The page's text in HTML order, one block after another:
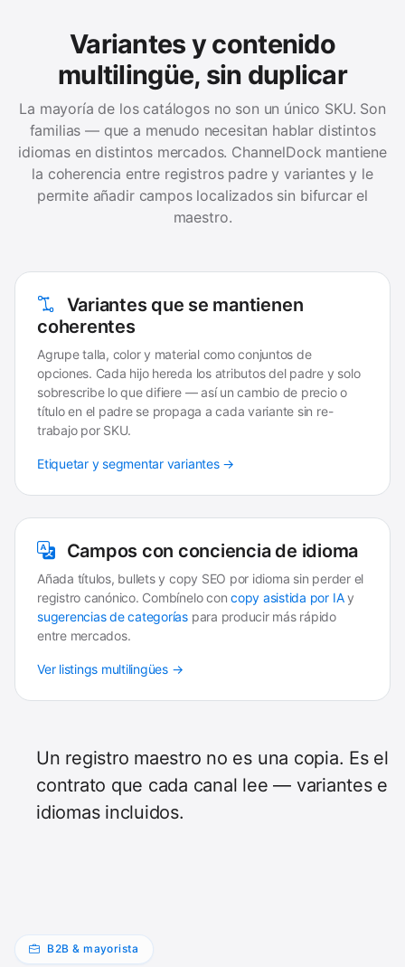
Variantes y contenido
multilingüe, sin duplicar
La mayoría de los catálogos no son un único SKU. Son
familias — que a menudo necesitan hablar distintos
idiomas en distintos mercados. ChannelDock mantiene
la coherencia entre registros padre y variantes y le
permite añadir campos localizados sin bifurcar el
maestro.
Variantes que se mantienen
coherentes
Agrupe talla, color y material como conjuntos de
opciones. Cada hijo hereda los atributos del padre y solo
sobrescribe lo que difiere — así un cambio de precio o
título en el padre se propaga a cada variante sin re-
trabajo por SKU.
Etiquetar y segmentar variantes →
Campos con conciencia de idioma
Añada títulos, bullets y copy SEO por idioma sin perder el
registro canónico. Combínelo concopy asistida por IAy
sugerencias de categorías para producir más rápido
entre mercados.
Ver listings multilingües →
Un registro maestro no es una copia. Es el
contrato que cada canal lee — variantes e
idiomas incluidos.
B2B & mayorista